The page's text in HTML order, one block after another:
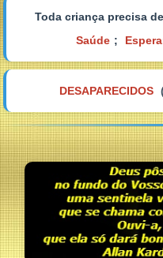
Toda criança precisa de
Saúde ;
DESAPARECIDOS